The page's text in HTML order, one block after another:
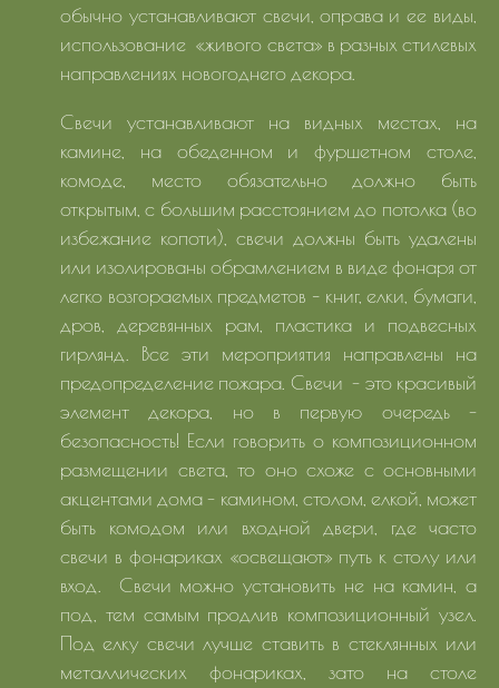
обычно устанавливают свечи, оправа и ее виды,
использование «живого света» в разных стилевых
направлениях новогоднего декора.
Свечи устанавливают на видных местах, на
камине, на обеденном и фуршетном столе,
комоде, место обязательно должно быть
открытым, с большим расстоянием до потолка (во
избежание копоти), свечи должны быть удалены
или изолированы обрамлением в виде фонаря от
легко возгораемых предметов – книг, елки, бумаги,
дров, деревянных рам, пластика и подвесных
гирлянд. Все эти мероприятия направлены на
предопределение пожара. Свечи - это красивый
элемент декора, но в первую очередь -
безопасность! Если говорить о композиционном
размещении света, то оно схоже с основными
акцентами дома - камином, столом, елкой, может
быть комодом или входной двери, где часто
свечи в фонариках «освещают» путь к столу или
вход. Свечи можно установить не на камин, а
под, тем самым продлив композиционный узел.
Под елку свечи лучше ставить в стеклянных или
металлических фонариках, зато на столе